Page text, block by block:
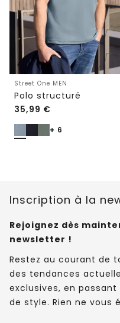
Street One MEN
Polo structuré
35,99 €
+ 6
Inscription à la
Rejoignez dès
newsletter !
Restez au courant de
des tendances
exclusives, en
de style. Rien ne vous